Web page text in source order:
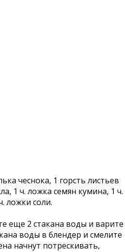
чеснока, 1 горсть листьев
1 ч. ложка семян кумина, 1 ч.
ложки соли.
еще 2 стакана воды и варите
воды в блендер и смелите
начнут потрескивать,